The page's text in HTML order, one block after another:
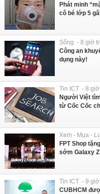
Phát minh
cô bé lớp 5
Sống - 8 giờ
Công an
dụng này!
Tin ICT - 8
Người Việt
từ Cốc Cốc
Xem - Mua -
FPT Shop
sớm Galaxy
Tin ICT - 9
CUBHCM